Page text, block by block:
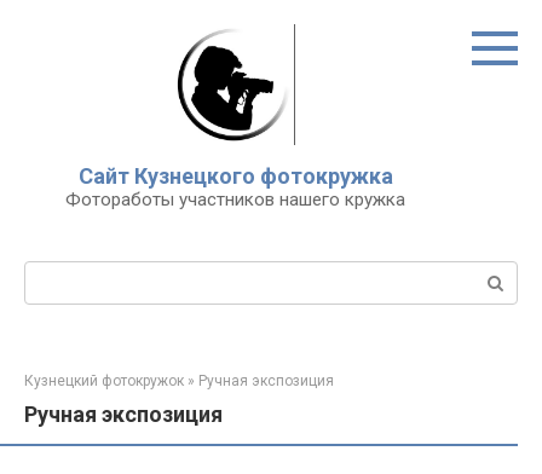
Сайт Кузнецкого фотокружка
Фотоработы участников нашего кружка
Поиск:
Кузнецкий фотокружок » Ручная экспозиция
Ручная экспозиция